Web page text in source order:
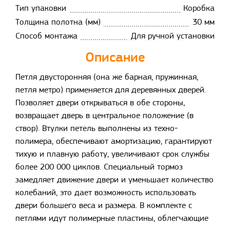
Тип упаковки
Коробка
Толщина полотна (мм)
30 мм
Способ монтажа
Для ручной установки
Описание
Петля двусторонняя (она же барная, пружинная,
петля метро) применяется для деревянных дверей.
Позволяет двери открываться в обе стороны,
возвращает дверь в центральное положение (в
створ). Втулки петель выполнены из техно-
полимера, обеспечивают амортизацию, гарантируют
тихую и плавную работу, увеличивают срок службы
более 200 000 циклов. Специальный тормоз
замедляет движение двери и уменьшает количество
колебаний, это дает возможность использовать
двери большего веса и размера. В комплекте с
петлями идут полимерные пластины, облегчающие